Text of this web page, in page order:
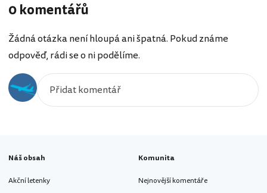
0 komentářů
Žádná otázka není hloupá ani špatná. Pokud známe
odpověď, rádi se o ni podělíme.
Náš obsah
Akční letenky
Komunita
Nejnovější komentáře